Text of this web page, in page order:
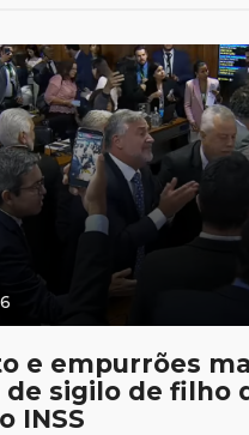
e empurrões
de sigilo de filho
INSS